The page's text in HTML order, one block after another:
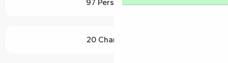
97 Personne(s)
20 Chambre(s)